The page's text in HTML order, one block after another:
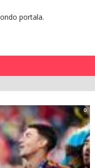
portala.
0